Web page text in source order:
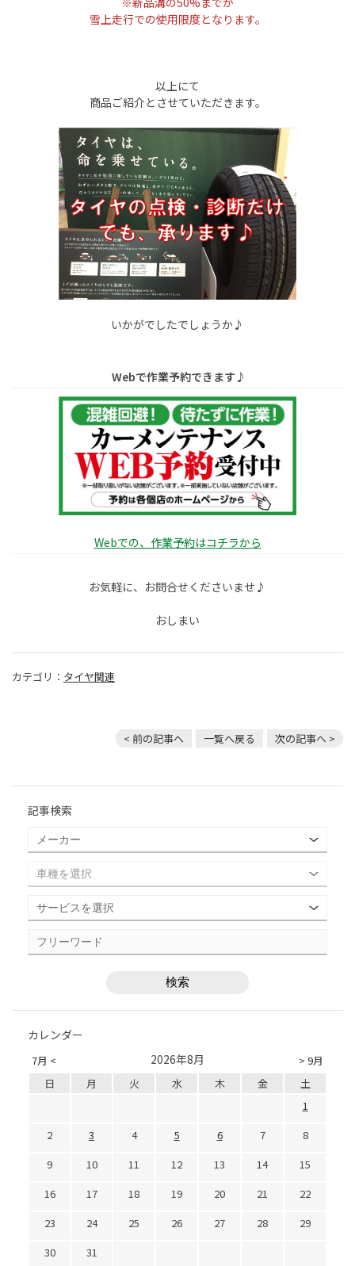
雪上走行での使用限度となります。
以上にて
商品ご紹介とさせていただきます。
いかがでしたでしょうか♪
Webで作業予約できます♪
Webでの、作業予約はコチラから
お気軽に、お問合せくださいませ♪
おしまい
カテゴリ： タイヤ関連
< 前の記事へ 一覧へ戻る 次の記事へ >
記事検索
カレンダー
7月 < > 9月
2026年8月
日 月 火 水 木 金
土
1
2
3 4 5 6 7
8
9
10 11 12 13 14
15
16
17 18 19 20 21
22
23
24 25 26 27 28
29
30
31